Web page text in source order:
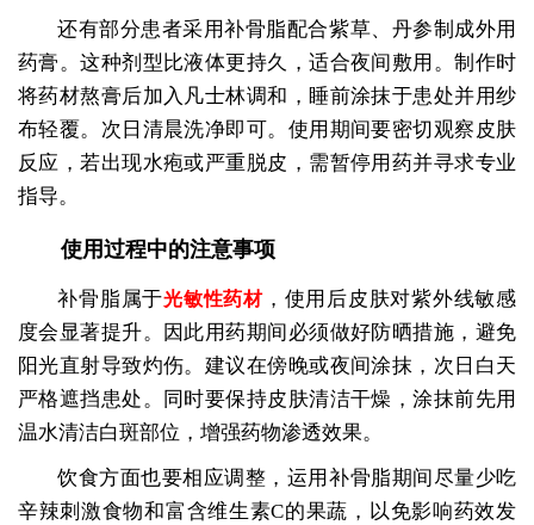
还有部分患者采用补骨脂配合紫草、丹参制成外用
药膏。这种剂型比液体更持久，适合夜间敷用。制作时
将药材熬膏后加入凡士林调和，睡前涂抹于患处并用纱
布轻覆。次日清晨洗净即可。使用期间要密切观察皮肤
反应，若出现水疱或严重脱皮，需暂停用药并寻求专业
指导。
使用过程中的注意事项
补骨脂属于光敏性药材，使用后皮肤对紫外线敏感
度会显著提升。因此用药期间必须做好防晒措施，避免
阳光直射导致灼伤。建议在傍晚或夜间涂抹，次日白天
严格遮挡患处。同时要保持皮肤清洁干燥，涂抹前先用
温水清洁白斑部位，增强药物渗透效果。
饮食方面也要相应调整，运用补骨脂期间尽量少吃
辛辣刺激食物和富含维生素C的果蔬，以免影响药效发